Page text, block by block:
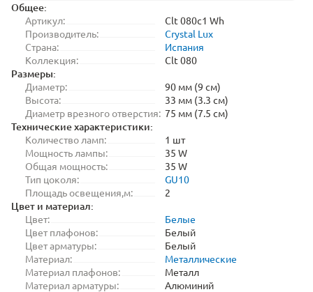
Общее:
Артикул:
Clt 080c1 Wh
Производитель:
Crystal Lux
Страна:
Испания
Коллекция:
Clt 080
Размеры:
Диаметр:
90 мм (9 см)
Высота:
33 мм (3.3 см)
Диаметр врезного отверстия: 75 мм (7.5 см)
Технические характеристики:
Количество ламп:
1 шт
Мощность лампы:
35 W
Общая мощность:
35 W
Тип цоколя:
GU10
Площадь освещения,м:
2
Цвет и материал:
Цвет:
Белые
Цвет плафонов:
Белый
Цвет арматуры:
Белый
Материал:
Металлические
Материал плафонов:
Металл
Материал арматуры:
Алюминий